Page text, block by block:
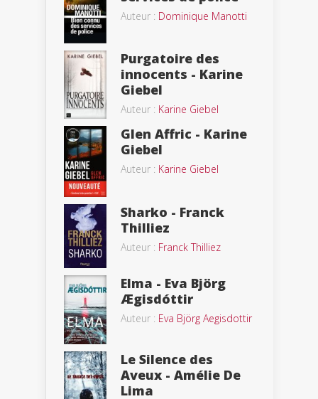
Auteur : Dominique Manotti
Purgatoire des
innocents - Karine
Giebel
Auteur : Karine Giebel
Glen Affric - Karine
Giebel
Auteur : Karine Giebel
Sharko - Franck
Thilliez
Auteur : Franck Thilliez
Elma - Eva Björg
Ægisdóttir
Auteur : Eva Björg Aegisdottir
Le Silence des
Aveux - Amélie De
Lima